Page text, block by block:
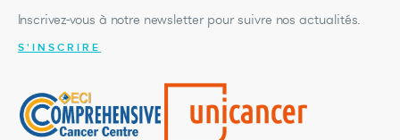
Inscrivez-vous à notre newsletter pour suivre nos actualités.
S'INSCRIRE